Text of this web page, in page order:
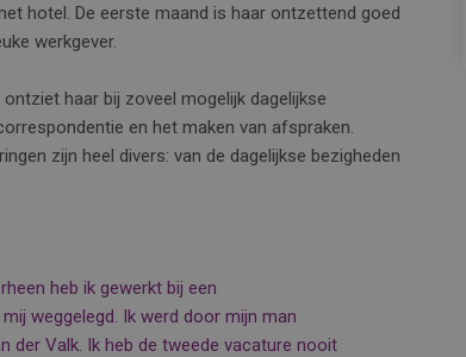
hotel. De eerste maand is haar ontzettend goed
werkgever.
haar bij zoveel mogelijk dagelijkse
en het maken van afspraken.
zijn heel divers: van de dagelijkse bezigheden
heb ik gewerkt bij een
weggelegd. Ik werd door mijn man
der Valk. Ik heb de tweede vacature nooit